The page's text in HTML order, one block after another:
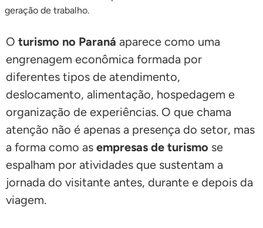
O turismo no Paraná aparece como uma
engrenagem econômica formada por
diferentes tipos de atendimento,
deslocamento, alimentação, hospedagem e
organização de experiências. O que chama
atenção não é apenas a presença do setor, mas
a forma como as empresas de turismo se
espalham por atividades que sustentam a
jornada do visitante antes, durante e depois da
viagem.